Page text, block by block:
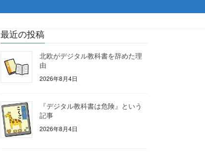
最近の投稿
北欧がデジタル教科書を辞めた理
由
2026年8月4日
『デジタル教科書は危険』という
記事
2026年8月4日